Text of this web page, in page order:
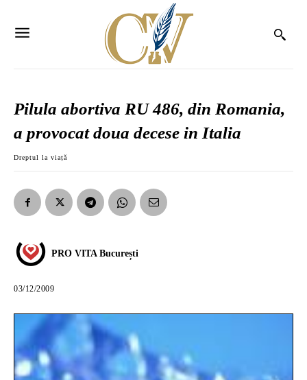
Pilula abortiva RU 486, din Romania,
a provocat doua decese in Italia
Dreptul la viață
PRO VITA București
03/12/2009